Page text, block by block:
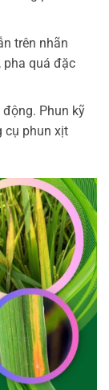
trên nhãn
pha quá đặc
Phun kỹ
cụ phun xịt